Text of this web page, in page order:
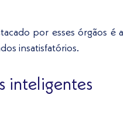
por esses órgãos é a
insatisfatórios.
inteligentes